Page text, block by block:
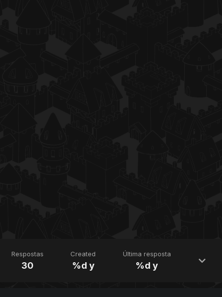
Respostas
30
Created
%d y
Última resposta
%d y